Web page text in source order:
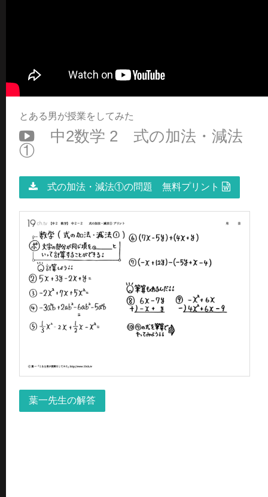
とある男が授業をしてみた
中2数学 2 式の加法・減法
①
式の加法・減法①の問題 無料プリント
葉一先生の解答